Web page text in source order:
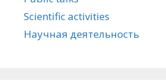
Scientific activities
Научная деятельность